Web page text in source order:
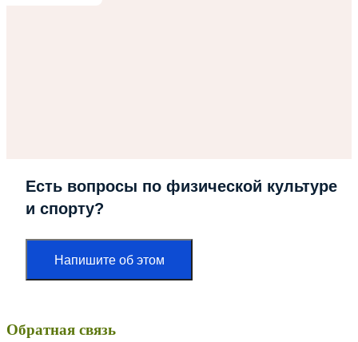
Есть вопросы по физической культуре
и спорту?
Напишите об этом
Обратная связь